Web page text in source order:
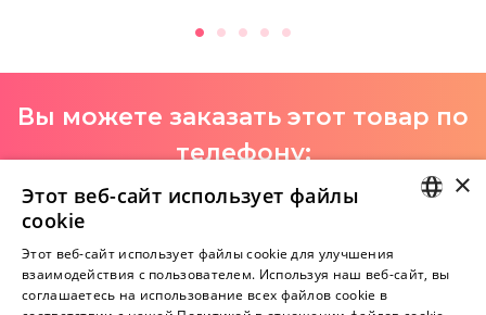
Вы можете заказать этот товар по
телефону:
+371 29 994 357
Пока нет отзывов
RUSSIAN
×
Этот веб-сайт использует файлы
cookie
Этот веб-сайт использует файлы cookie для улучшения
взаимодействия с пользователем. Используя наш веб-сайт, вы
соглашаетесь на использование всех файлов cookie в